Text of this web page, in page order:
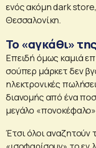
ενός ακόμη dark
Θεσσαλονίκη.
Το «αγκάθι»
Επειδή όμως καμιά
σούπερ μάρκετ δεν
ηλεκτρονικές
διανομής από ένα
μεγάλο «πονοκέφαλο»
Έτσι όλοι αναζητούν